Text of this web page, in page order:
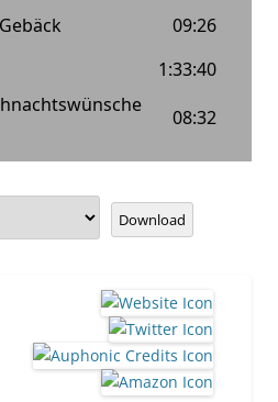
Download